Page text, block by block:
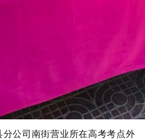
公司南街营业所在高考考点外